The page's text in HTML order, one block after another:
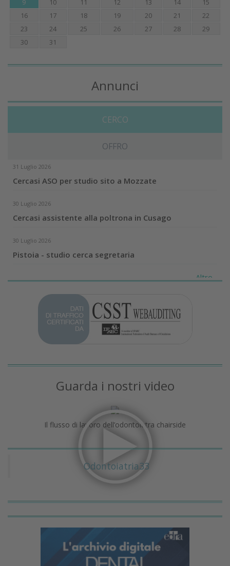
9 10 11 12 13 14
15
16
17 18 19 20 21
22
23
24 25 26 27 28
29
30
31
Annunci
CERCO
OFFRO
31 Luglio 2026
Cercasi ASO per studio sito a Mozzate
30 Luglio 2026
Cercasi assistente alla poltrona in Cusago
30 Luglio 2026
Pistoia - studio cerca segretaria
Altro...
Guarda i nostri video
Il flusso di lavoro dell’odontoiatra chairside
Odontoiatria33